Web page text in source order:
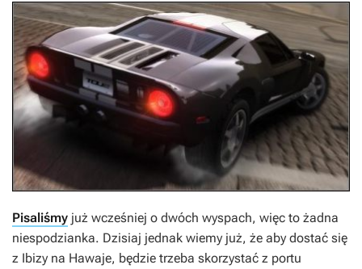
Pisaliśmy już wcześniej o dwóch wyspach, więc to żadna
niespodzianka. Dzisiaj jednak wiemy już, że aby dostać się
z Ibizy na Hawaje, będzie trzeba skorzystać z portu